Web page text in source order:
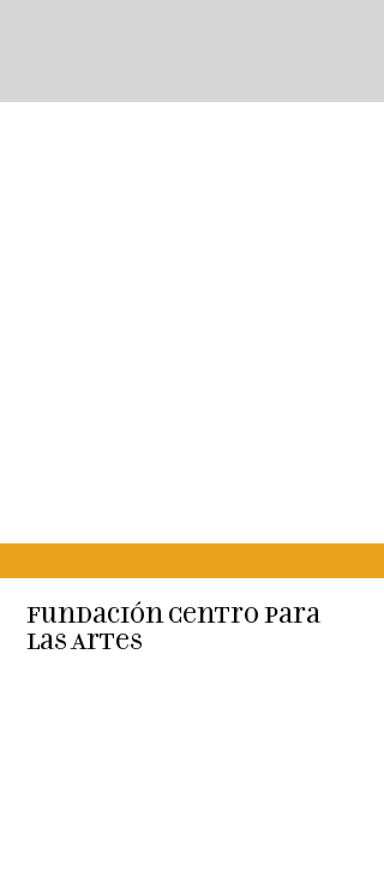
Fundación Centro para
las Artes